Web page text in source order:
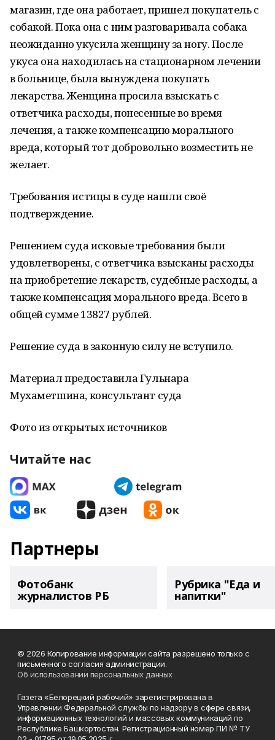
магазин, где она работает, пришел покупатель с
собакой. Пока она с ним разговаривала собака
неожиданно укусила женщину за ногу. После
укуса она находилась на стационарном лечении
в больнице, была вынуждена покупать
лекарства. Женщина просила взыскать с
ответчика расходы, понесенные во время
лечения, а также компенсацию морального
вреда, который тот добровольно возместить не
желает.
Требования истицы в суде нашли своё
подтверждение.
Решением суда исковые требования были
удовлетворены, с ответчика взысканы расходы
на приобретение лекарств, судебные расходы, а
также компенсация морального вреда. Всего в
общей сумме 13827 рублей.
Решение суда в законную силу не вступило.
Материал предоставила Гульнара
Мухаметшина, консультант суда
Фото из открытых источников
Читайте нас
Партнеры
Фотобанк
журналистов РБ
Рубрика "Еда и
напитки"
© 2026 Копирование информации сайта разрешено только с
письменного согласия администрации.
Об использовании персональных данных
Газета «Белорецкий рабочий» зарегистрирована в
Управлении Федеральной службы по надзору в сфере связи,
информационных технологий и массовых коммуникаций по
Республике Башкортостан. Регистрационный номер ПИ № ТУ